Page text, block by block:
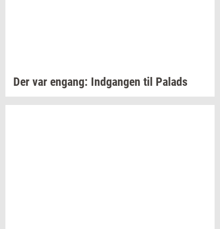
Der var en­gang: Ind­gan­gen til Pa­lads